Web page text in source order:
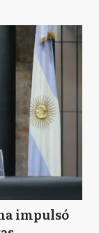
impulsó